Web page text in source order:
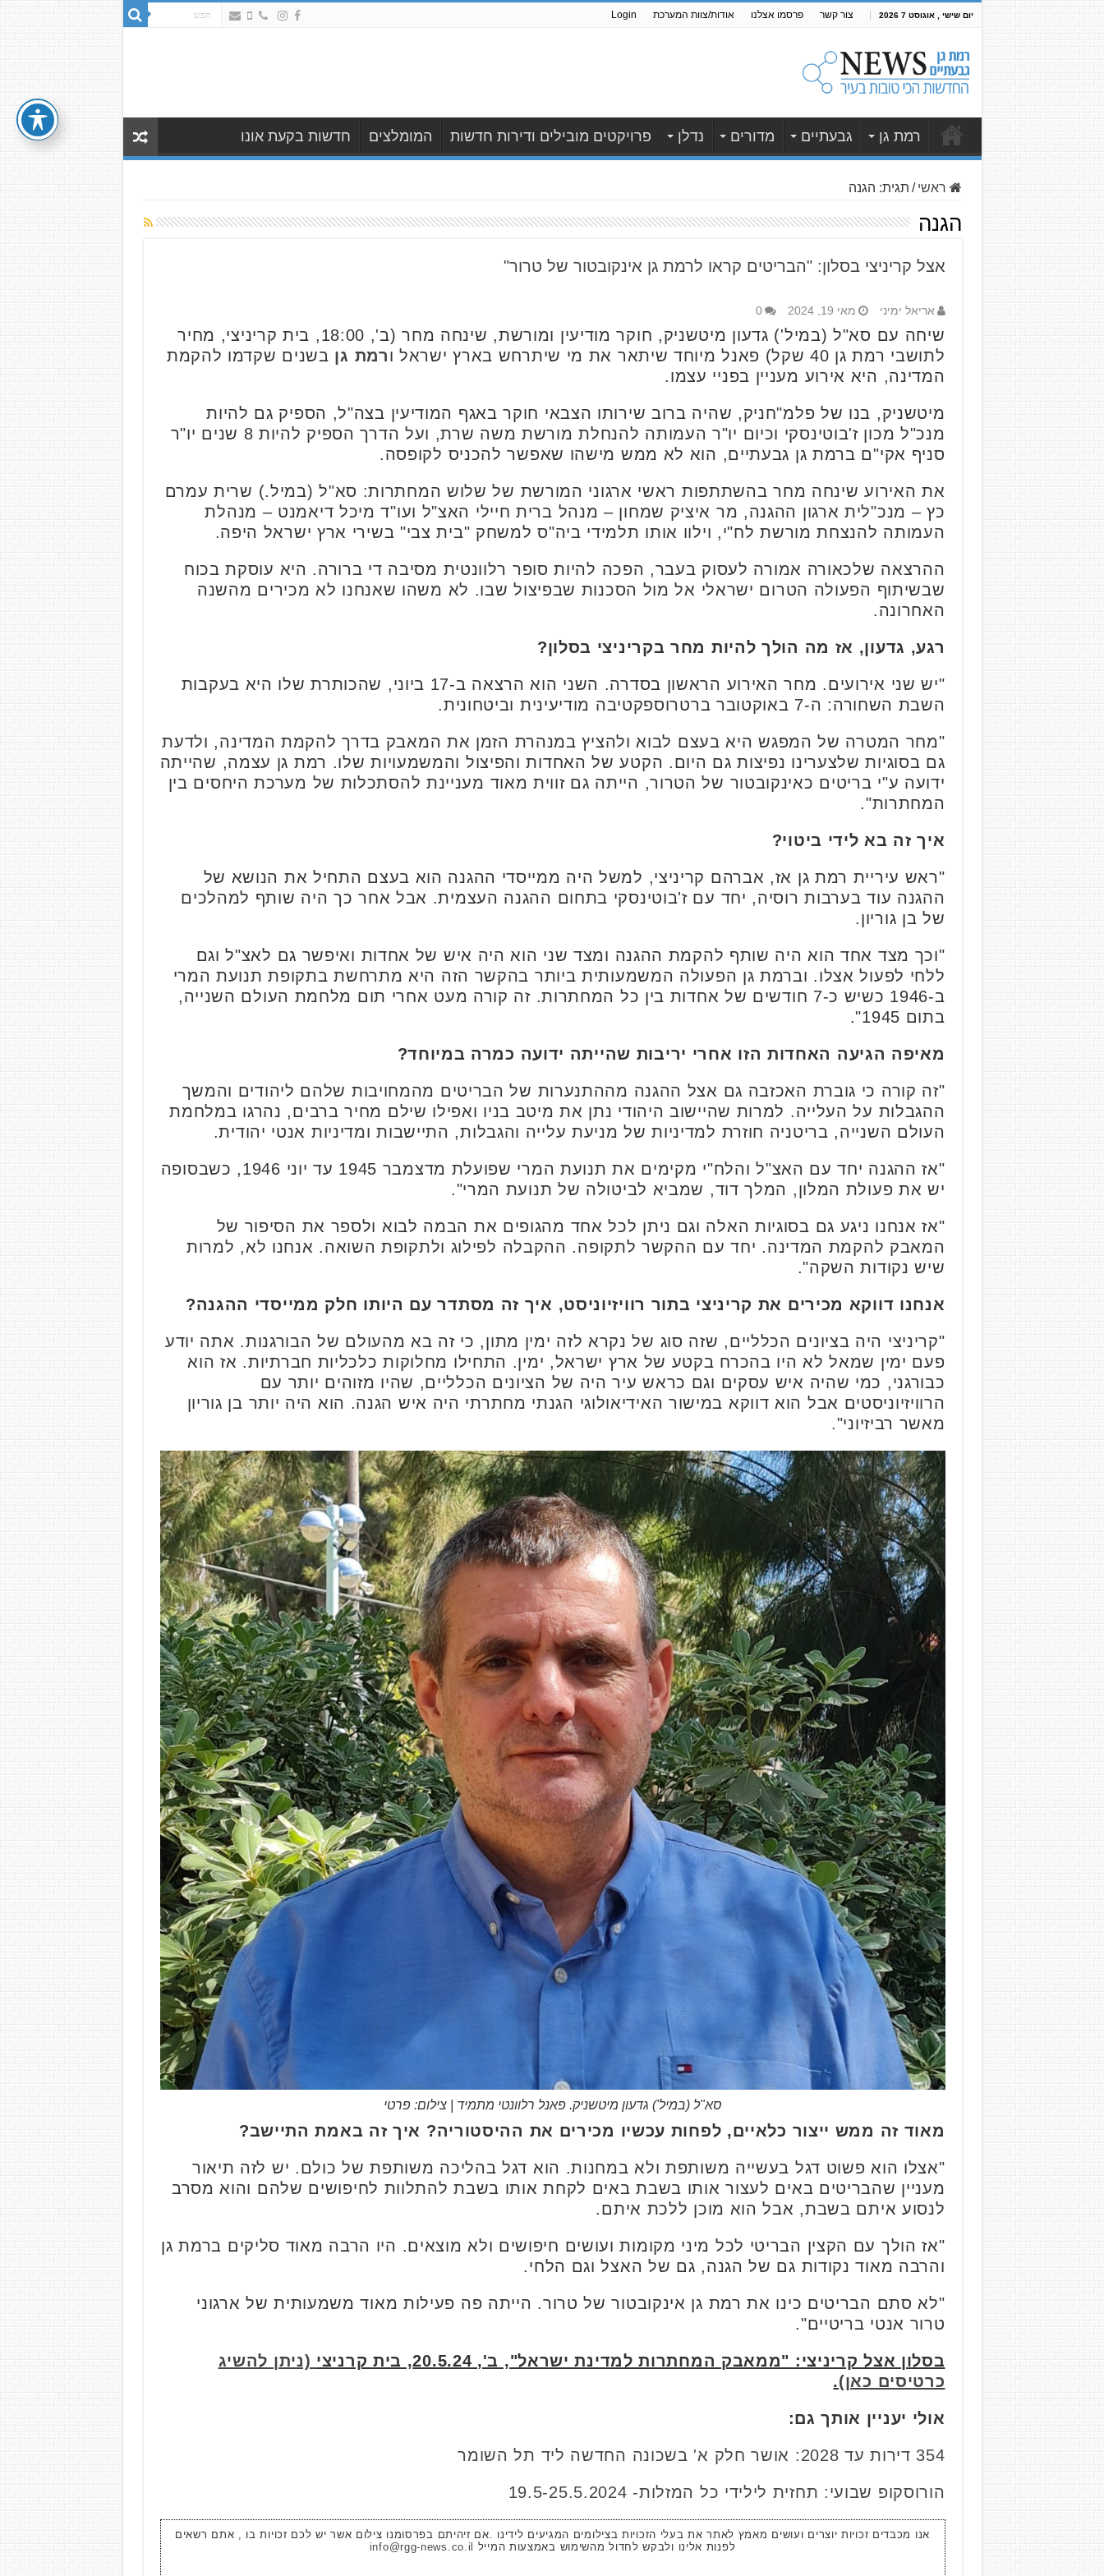
יום שישי , אוגוסט 7 2026 צור קשר פרסמו אצלנו אודות/צוות המערכת Login
רמת גן גבעתיים מדורים נדלן פרויקטים מובילים ודירות חדשות המומלצים חדשות בקעת אונו
ראשי / תגית: הגנה
הגנה
אצל קריניצי בסלון: "הבריטים קראו לרמת גן אינקובטור של טרור"
אריאל ימיני מאי 19, 2024 0
שיחה עם סא"ל (במיל') גדעון מיטשניק, חוקר מודיעין ומורשת, שינחה מחר (ב', 18:00, בית קריניצי, מחיר
לתושבי רמת גן 40 שקל) פאנל מיוחד שיתאר את מי שיתרחש בארץ ישראל ו
רמת גן בשנים שקדמו להקמת
המדינה, היא אירוע מעניין בפניי עצמו.
מיטשניק, בנו של פלמ"חניק, שהיה ברוב שירותו הצבאי חוקר באגף המודיעין בצה"ל, הספיק גם להיות
מנכ"ל מכון ז'בוטינסקי וכיום יו"ר העמותה להנחלת מורשת משה שרת, ועל הדרך הספיק להיות 8 שנים יו"ר
סניף אקי"ם ברמת גן גבעתיים, הוא לא ממש מישהו שאפשר להכניס לקופסה.
את האירוע שינחה מחר בהשתתפות ראשי ארגוני המורשת של שלוש המחתרות: סא"ל (במיל.) שרית עמרם
כץ – מנכ"לית ארגון ההגנה, מר איציק שמחון – מנהל ברית חיילי האצ"ל ועו"ד מיכל דיאמנט – מנהלת
העמותה להנצחת מורשת לח"י, וילוו אותו תלמידי ביה"ס למשחק "בית צבי" בשירי ארץ ישראל היפה.
ההרצאה שלכאורה אמורה לעסוק בעבר, הפכה להיות סופר רלוונטית מסיבה די ברורה. היא עוסקת בכוח
שבשיתוף הפעולה הטרום ישראלי אל מול הסכנות שבפיצול שבו. לא משהו שאנחנו לא מכירים מהשנה
האחרונה.
רגע, גדעון, אז מה הולך להיות מחר בקריניצי בסלון?
"יש שני אירועים. מחר האירוע הראשון בסדרה. השני הוא הרצאה ב-17 ביוני, שהכותרת שלו היא בעקבות
השבת השחורה: ה-7 באוקטובר ברטרוספקטיבה מודיעינית וביטחונית.
"מחר המטרה של המפגש היא בעצם לבוא ולהציץ במנהרת הזמן את המאבק בדרך להקמת המדינה, ולדעת
גם בסוגיות שלצערינו נפיצות גם היום. הקטע של האחדות והפיצול והמשמעויות שלו. רמת גן עצמה, שהייתה
ידועה ע"י בריטים כאינקובטור של הטרור, הייתה גם זווית מאוד מעניינת להסתכלות של מערכת היחסים בין
המחתרות".
איך זה בא לידי ביטוי?
"ראש עיריית רמת גן אז, אברהם קריניצי, למשל היה ממייסדי ההגנה הוא בעצם התחיל את הנושא של
ההגנה עוד בערבות רוסיה, יחד עם ז'בוטינסקי בתחום ההגנה העצמית. אבל אחר כך היה שותף למהלכים
של בן גוריון.
"וכך מצד אחד הוא היה שותף להקמת ההגנה ומצד שני הוא היה איש של אחדות ואיפשר גם לאצ"ל וגם
ללחי לפעול אצלו. וברמת גן הפעולה המשמעותית ביותר בהקשר הזה היא מתרחשת בתקופת תנועת המרי
ב-1946 כשיש כ-7 חודשים של אחדות בין כל המחתרות. זה קורה מעט אחרי תום מלחמת העולם השנייה,
בתום 1945".
מאיפה הגיעה האחדות הזו אחרי יריבות שהייתה ידועה כמרה במיוחד?
"זה קורה כי גוברת האכזבה גם אצל ההגנה מההתנערות של הבריטים מהמחויבות שלהם ליהודים והמשך
ההגבלות על העלייה. למרות שהיישוב היהודי נתן את מיטב בניו ואפילו שילם מחיר ברבים, נהרגו במלחמת
העולם השנייה, בריטניה חוזרת למדיניות של מניעת עלייה והגבלות, התיישבות ומדיניות אנטי יהודית.
"אז ההגנה יחד עם האצ"ל והלח"י מקימים את תנועת המרי שפועלת מדצמבר 1945 עד יוני 1946, כשבסופה
יש את פעולת המלון, המלך דוד, שמביא לביטולה של תנועת המרי".
"אז אנחנו ניגע גם בסוגיות האלה וגם ניתן לכל אחד מהגופים את הבמה לבוא ולספר את הסיפור של
המאבק להקמת המדינה. יחד עם ההקשר לתקופה. ההקבלה לפילוג ולתקופת השואה. אנחנו לא, למרות
שיש נקודות השקה".
אנחנו דווקא מכירים את קריניצי בתור רוויזיוניסט, איך זה מסתדר עם היותו חלק ממייסדי ההגנה?
"קריניצי היה בציונים הכלליים, שזה סוג של נקרא לזה ימין מתון, כי זה בא מהעולם של הבורגנות. אתה יודע
פעם ימין שמאל לא היו בהכרח בקטע של ארץ ישראל, ימין. התחילו מחלוקות כלכליות חברתיות. אז הוא
כבורגני, כמי שהיה איש עסקים וגם כראש עיר היה של הציונים הכלליים, שהיו מזוהים יותר עם
הרוויזיוניסטים אבל הוא דווקא במישור האידיאולוגי הגנתי מחתרתי היה איש הגנה. הוא היה יותר בן גוריון
מאשר רביזיוני".
סא"ל (במיל') גדעון מיטשניק. פאנל רלוונטי מתמיד | צילום: פרטי
מאוד זה ממש ייצור כלאיים, לפחות עכשיו מכירים את ההיסטוריה? איך זה באמת התיישב?
"אצלו הוא פשוט דגל בעשייה משותפת ולא במחנות. הוא דגל בהליכה משותפת של כולם. יש לזה תיאור
מעניין שהבריטים באים לעצור אותו בשבת באים לקחת אותו בשבת להתלוות לחיפושים שלהם והוא מסרב
לנסוע איתם בשבת, אבל הוא מוכן ללכת איתם.
"אז הולך עם הקצין הבריטי לכל מיני מקומות ועושים חיפושים ולא מוצאים. היו הרבה מאוד סליקים ברמת גן
והרבה מאוד נקודות גם של הגנה, גם של האצל וגם הלחי.
"לא סתם הבריטים כינו את רמת גן אינקובטור של טרור. הייתה פה פעילות מאוד משמעותית של ארגוני
טרור אנטי בריטיים".
בסלון אצל קריניצי: "ממאבק המחתרות למדינת ישראל", ב', 20.5.24, בית קרניצי
(ניתן להשיג
כרטיסים כאן).
אולי יעניין אותך גם:
354 דירות עד 2028: אושר חלק א' בשכונה החדשה ליד תל השומר
הורוסקופ שבועי: תחזית לילידי כל המזלות- 19.5-25.5.2024
אנו מכבדים זכויות יוצרים ועושים מאמץ לאתר את בעלי הזכויות בצילומים המגיעים לידינו .אם זיהיתם בפרסומנו צילום אשר יש לכם זכויות בו , אתם רשאים
לפנות אלינו ולבקש לחדול מהשימוש באמצעות המייל info@rgg-news.co.il